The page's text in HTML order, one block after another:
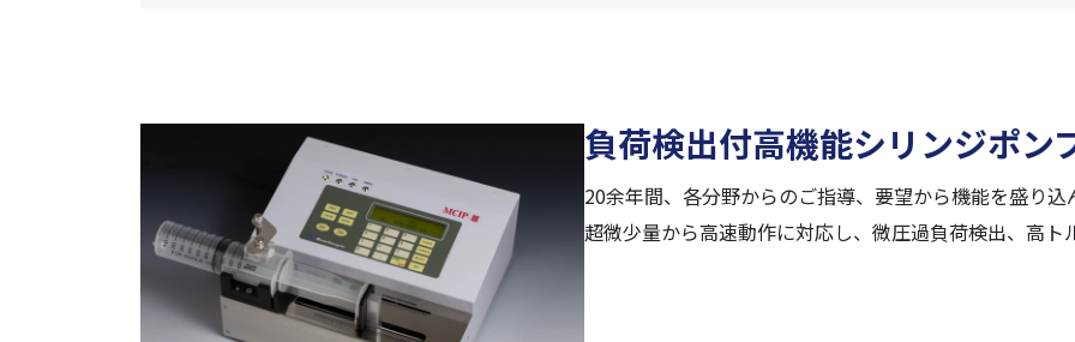
負荷検出付高機能シリンジポ
20余年間、各分野からのご指導、要望から機能を盛り
超微少量から高速動作に対応し、微圧過負荷検出、高ト